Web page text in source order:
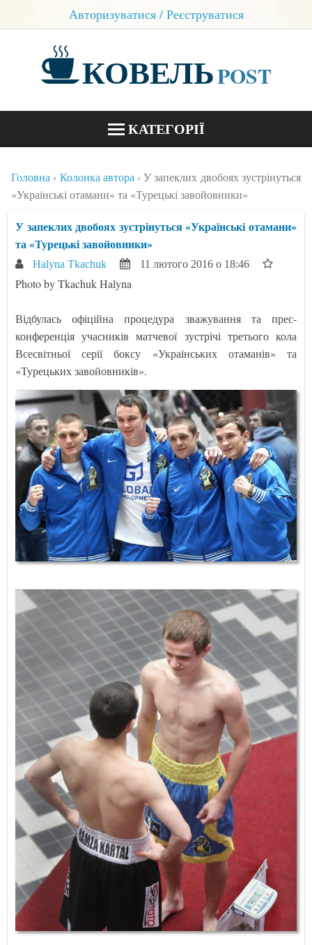
Авторизуватися / Реєструватися
КОВЕЛЬPOST
КАТЕГОРІЇ
БЛОГИ
КОНТАКТИ
Головна Колонка автора
У запеклих двобоях зустрінуться
«Українські отамани» та «Турецькі завойовники»
У запеклих двобоях зустрінуться «Українські отамани»
та «Турецькі завойовники»
Halyna Tkachuk 11 лютого 2016 о 18:46
Photo by Tkachuk Halyna
Відбулась офіційна процедура зважування та прес-
конференція учасників матчевої зустрічі третього кола
Всесвітньої серії боксу «Українських отаманів» та
«Турецьких завойовників».